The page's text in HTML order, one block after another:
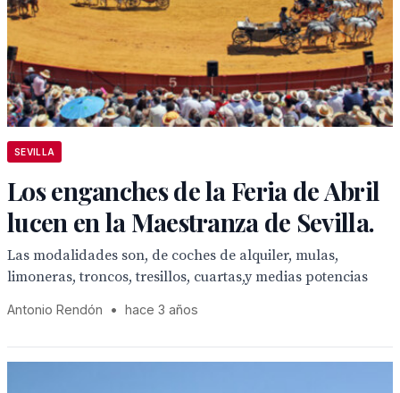
SEVILLA
Los enganches de la Feria de Abril
lucen en la Maestranza de Sevilla.
Las modalidades son, de coches de alquiler, mulas,
limoneras, troncos, tresillos, cuartas,y medias potencias
Antonio Rendón • hace 3 años